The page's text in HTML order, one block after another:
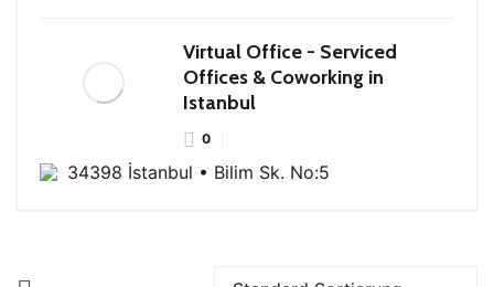
Virtual Office - Serviced
Offices & Coworking in
Istanbul
0
34398 İstanbul • Bilim Sk. No:5